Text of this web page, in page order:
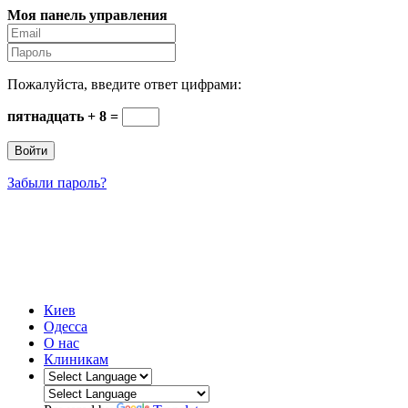
Моя панель управления
Пожалуйста, введите ответ цифрами:
пятнадцать + 8 =
Забыли пароль?
Киев
Одесса
О нас
Клиникам